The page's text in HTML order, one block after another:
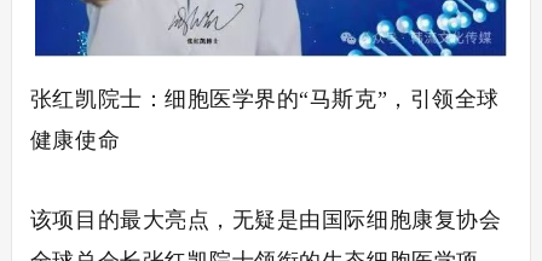
张红凯院士：细胞医学界的“马斯克”，引领全球
健康使命
该项目的最大亮点，无疑是由国际细胞康复协会